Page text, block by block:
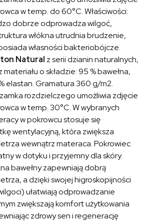
w temp. do 60°C. Właściwości:
dobrze odprowadza wilgoć,
włókna utrudnia brudzenie,
własności bakteriobójcze.
Natural z serii dzianin naturalnych,
o składzie: 95 % bawełna,
elastan. Gramatura 360 g/m2.
rozdzielczego umożliwia zdjęcie
w temp. 30°C. W wybranych
w pokrowcu stosuje się
wentylacyjną, która zwiększa
wewnątrz materaca. Pokrowiec
w dotyku i przyjemny dla skóry.
bawełny zapewniają dobrą
a dzięki swojej higroskopijności
ułatwiają odprowadzanie
zwiększają komfort użytkowania
zdrowy sen i regenerację